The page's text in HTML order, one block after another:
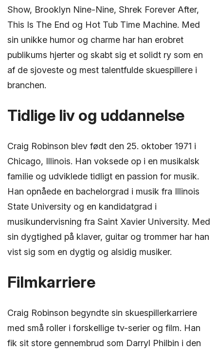
Show, Brooklyn Nine-Nine, Shrek Forever After,
This Is The End og Hot Tub Time Machine. Med
sin unikke humor og charme har han erobret
publikums hjerter og skabt sig et solidt ry som en
af de sjoveste og mest talentfulde skuespillere i
branchen.
Tidlige liv og uddannelse
Craig Robinson blev født den 25. oktober 1971 i
Chicago, Illinois. Han voksede op i en musikalsk
familie og udviklede tidligt en passion for musik.
Han opnåede en bachelorgrad i musik fra Illinois
State University og en kandidatgrad i
musikundervisning fra Saint Xavier University. Med
sin dygtighed på klaver, guitar og trommer har han
vist sig som en dygtig og alsidig musiker.
Filmkarriere
Craig Robinson begyndte sin skuespillerkarriere
med små roller i forskellige tv-serier og film. Han
fik sit store gennembrud som Darryl Philbin i den